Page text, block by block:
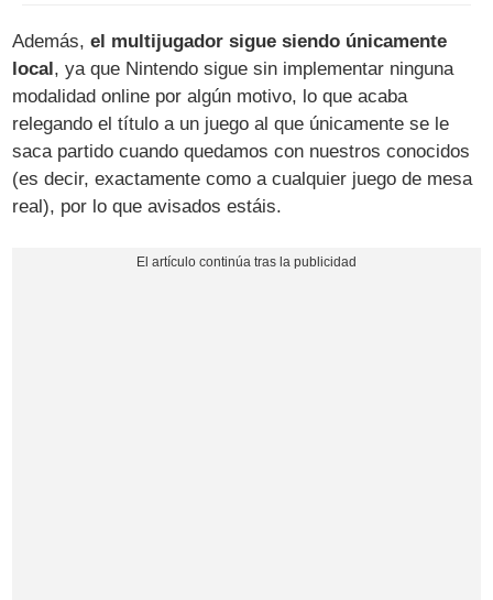
Además,el multijugador sigue siendo únicamente
local , ya que Nintendo sigue sin implementar ninguna
modalidad online por algún motivo, lo que acaba
relegando el título a un juego al que únicamente se le
saca partido cuando quedamos con nuestros conocidos
(es decir, exactamente como a cualquier juego de mesa
real), por lo que avisados estáis.